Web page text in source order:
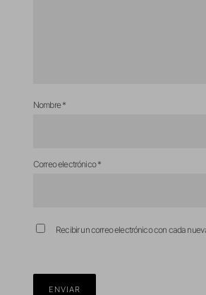
Nombre*
Correo electrónico*
Recibir un correo electrónico con cada